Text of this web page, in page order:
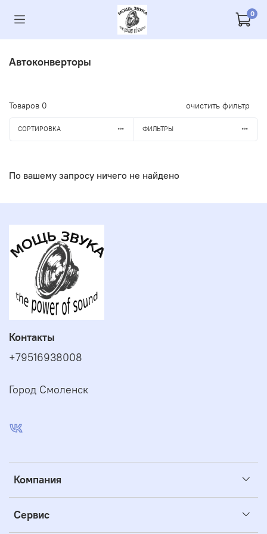
0
Автоконверторы
Товаров 0 очистить фильтр
СОРТИРОВКА ФИЛЬТРЫ
По вашему запросу ничего не найдено
Компания
Сервис
Контакты
+79516938008
Город Смоленск